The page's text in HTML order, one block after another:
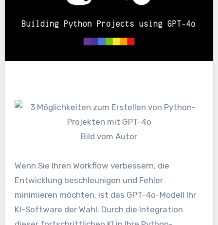
Bild vom Autor
Wenn Sie Ihren Workflow verbessern, die
Entwicklung beschleunigen und Fehler
minimieren möchten, ist das GPT-4o-Modell Ihr
KI-Software der Wahl. Durch die Integration